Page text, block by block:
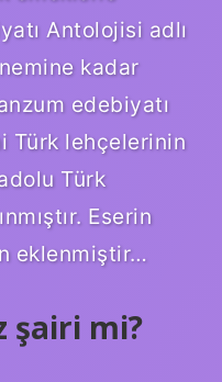
Antolojisi adlı
kadar
edebiyatı
Türk lehçelerinin
Türk
Eserin
eklenmiştir…
şairi mi?